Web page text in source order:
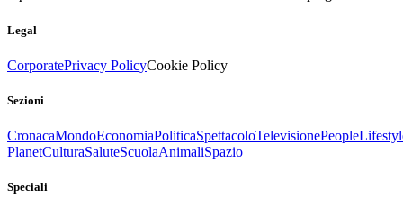
Legal
CorporatePrivacy PolicyCookie Policy
Sezioni
CronacaMondoEconomiaPoliticaSpettacoloTelevisionePeople
PlanetCulturaSaluteScuolaAnimaliSpazio
Speciali